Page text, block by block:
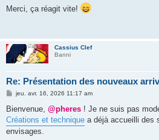
s
s
Merci, ça réagit vite!
Cassius Clef
Banni
Re: Présentation des nouveaux
M
s
a
g
e
jeu. avr. 16, 2026 11:17 am
Bienvenue, @pheres ! Je ne suis pas
Créations et technique a déjà accueilli des
envisages.